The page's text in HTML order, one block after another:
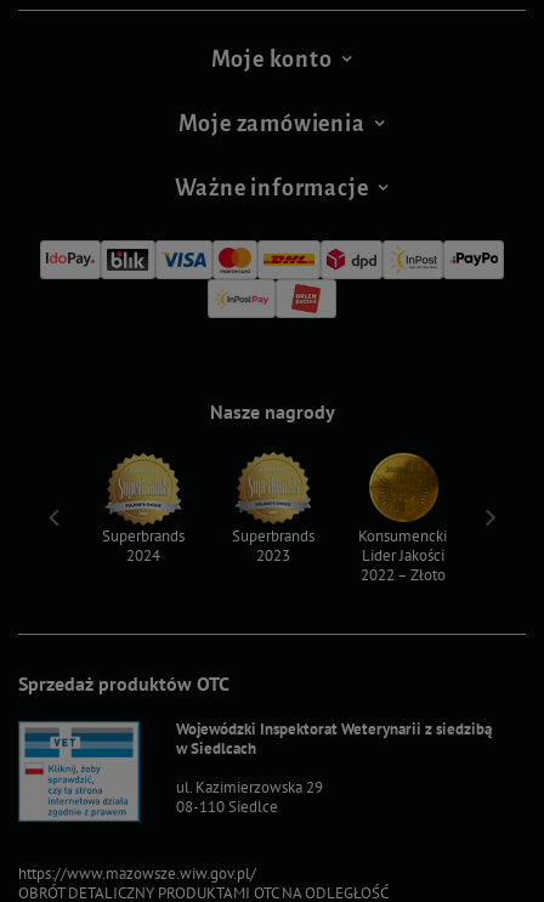
Moje konto
Moje zamówienia
Ważne informacje
Sprzedaż produktów OTC
Wojewódzki Inspektorat Weterynarii z siedzibą
w Siedlcach
ul. Kazimierzowska 29
08-110 Siedlce
https://www.mazowsze.wiw.gov.pl/
OBRÓT DETALICZNY PRODUKTAMI OTC NA ODLEGŁOŚĆ
Nasze nagrody
Superbrands
2024
Superbrands
2023
Konsumencki
Lider Jakości
2022 – Złoto